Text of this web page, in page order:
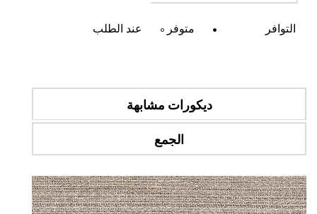
التوافر متوفر عند الطلب
ديكورات مشابهة
الجمع